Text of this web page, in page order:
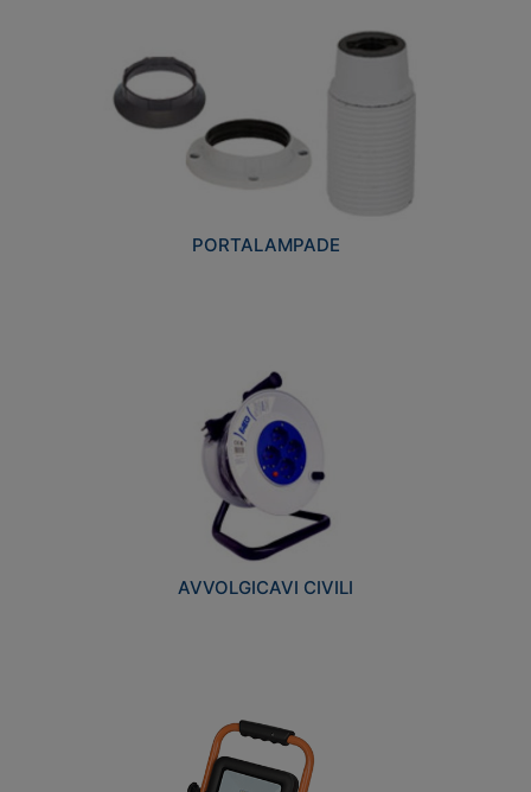
PORTALAMPADE
AVVOLGICAVI CIVILI